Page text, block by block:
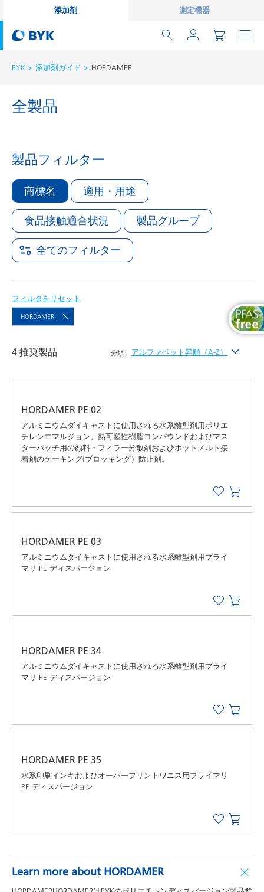
添加剤 測定機器
BYK 添加剤ガイド HORDAMER
全製品
製品フィルター
適用・用途
商標名
食品接触適合状況 製品グループ
全てのフィルター
フィルタをリセット
HORDAMER
4 推奨製品 分類: アルファベット昇順（A-Z）
HORDAMER PE 02
アルミニウムダイキャストに使用される水系離型剤用ポリエ
チレンエマルジョン。熱可塑性樹脂コンパウンドおよびマス
ターバッチ用の顔料・フィラー分散剤およびホットメルト接
着剤のケーキング(ブロッキング）防止剤。
HORDAMER PE 03
アルミニウムダイキャストに使用される水系離型剤用プライ
マリ PE ディスパージョン
HORDAMER PE 34
アルミニウムダイキャストに使用される水系離型剤用プライ
マリ PE ディスパージョン
HORDAMER PE 35
水系印刷インキおよびオーバープリントワニス用プライマリ
PE ディスパージョン
Learn more about HORDAMER